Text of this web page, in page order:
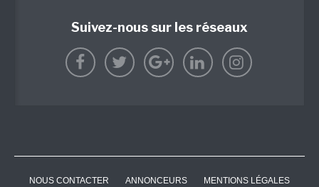
Suivez-nous sur les réseaux
NOUS CONTACTER ANNONCEURS
MENTIONS LÉGALES